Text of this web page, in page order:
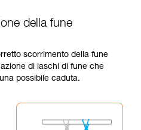
della fune
scorrimento della fune
di laschi di fune che
possibile caduta.